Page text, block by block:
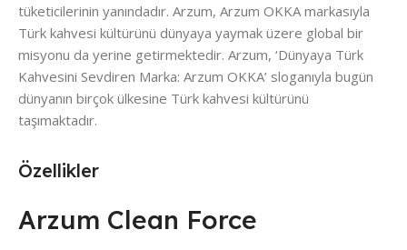
Özellikler
Arzum Clean Force
tüketicilerinin yanındadır. Arzum, Arzum OKKA markasıyla
Türk kahvesi kültürünü dünyaya yaymak üzere global bir
misyonu da yerine getirmektedir. Arzum, ‘Dünyaya Türk
Kahvesini Sevdiren Marka: Arzum OKKA’ sloganıyla bugün
dünyanın birçok ülkesine Türk kahvesi kültürünü
taşımaktadır.